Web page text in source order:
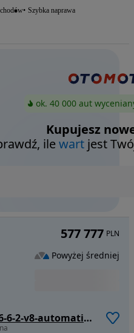
Szybka naprawa
ok. 40 000 aut
Kupujesz
ilewart jest
Chevrolet Corvette ver-z06-6-2-v8-automatik-super-sport
577 777 PLN
Powyżej średniej